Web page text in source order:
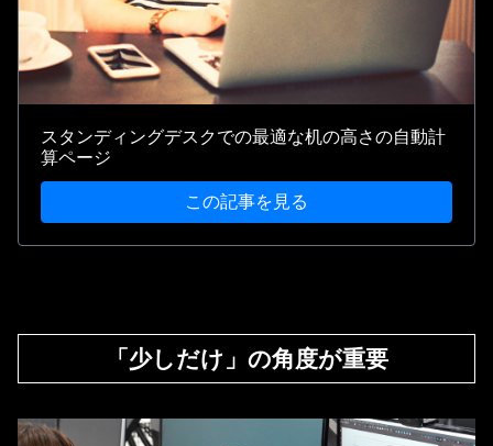
スタンディングデスクでの最適な机の高さの自動計
算ページ
この記事を見る
「少しだけ」の角度が重要